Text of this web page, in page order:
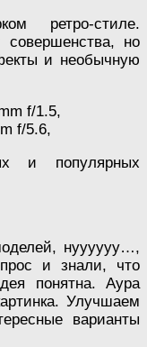
ретро-стиле.
но
и необычную
f/1.5,
f/5.6,
и популярных
нуууууу…,
и знали, что
понятна. Аура
Улучшаем
варианты